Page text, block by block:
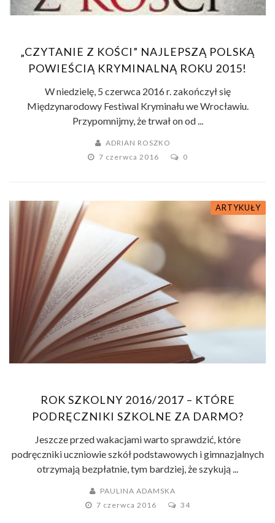
„CZYTANIE Z KOŚCI” NAJLEPSZĄ POLSKĄ
POWIEŚCIĄ KRYMINALNĄ ROKU 2015!
W niedzielę, 5 czerwca 2016 r. zakończył się
Międzynarodowy Festiwal Kryminału we Wrocławiu.
Przypomnijmy, że trwał on od ...
ADRIAN ROSZKO
7 czerwca 2016
0
ARTYKUŁY
ROK SZKOLNY 2016/2017 – KTÓRE
PODRĘCZNIKI SZKOLNE ZA DARMO?
Jeszcze przed wakacjami warto sprawdzić, które
podręczniki uczniowie szkół podstawowych i gimnazjalnych
otrzymają bezpłatnie, tym bardziej, że szykują ...
PAULINA ADAMSKA
7 czerwca 2016
34